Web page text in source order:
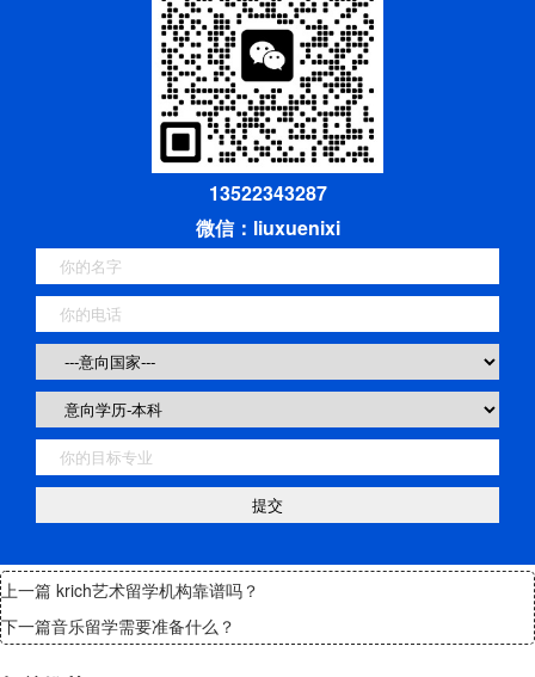
13522343287
微信：liuxuenixi
上一篇 krich艺术留学机构靠谱吗？
下一篇音乐留学需要准备什么？